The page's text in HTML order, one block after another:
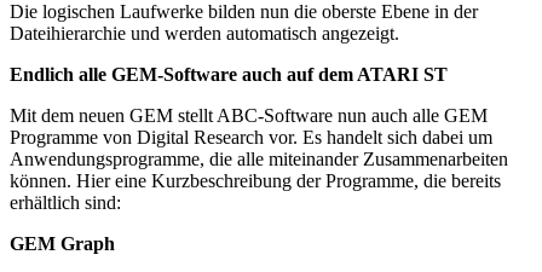
Die logischen Laufwerke bilden nun die oberste Ebene in der
Dateihierarchie und werden automatisch angezeigt.
Endlich alle GEM-Software auch auf dem ATARI ST
Mit dem neuen GEM stellt ABC-Software nun auch alle GEM
Programme von Digital Research vor. Es handelt sich dabei um
Anwendungsprogramme, die alle miteinander Zusammenarbeiten
können. Hier eine Kurzbeschreibung der Programme, die bereits
erhältlich sind:
GEM Graph